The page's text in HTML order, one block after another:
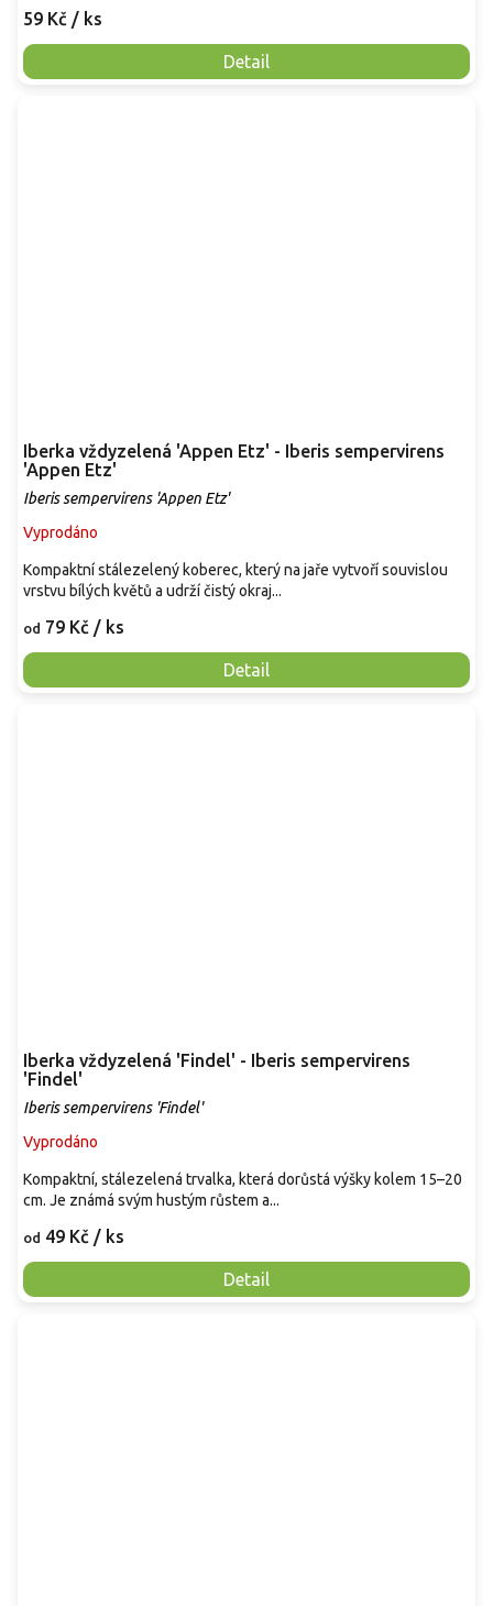
59 Kč / ks
Detail
Iberka vždyzelená 'Appen Etz' - Iberis sempervirens
'Appen Etz'
Iberis sempervirens 'Appen Etz'
Vyprodáno
od 79 Kč / ks
Detail
Kompaktní stálezelený koberec, který na jaře vytvoří souvislou
vrstvu bílých květů a udrží čistý okraj...
Iberka vždyzelená 'Findel' - Iberis sempervirens
'Findel'
Iberis sempervirens 'Findel'
Vyprodáno
od 49 Kč / ks
Detail
Kompaktní, stálezelená trvalka, která dorůstá výšky kolem 15–20
cm. Je známá svým hustým růstem a...